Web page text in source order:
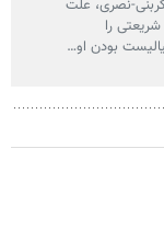
نصری، علت
را
بودن او…